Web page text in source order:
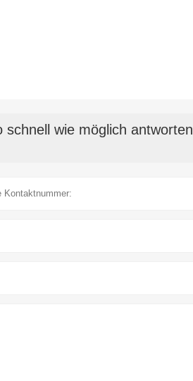
wie möglich antworten